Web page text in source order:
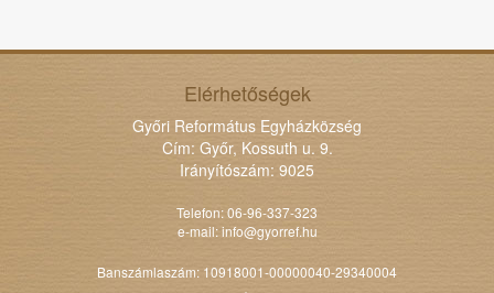
Elérhetőségek
Győri Református Egyházközség
Cím: Győr, Kossuth u. 9.
Irányítószám: 9025
Telefon: 06-96-337-323
e-mail:info@gyorref.hu
Banszámlaszám: 10918001-00000040-29340004